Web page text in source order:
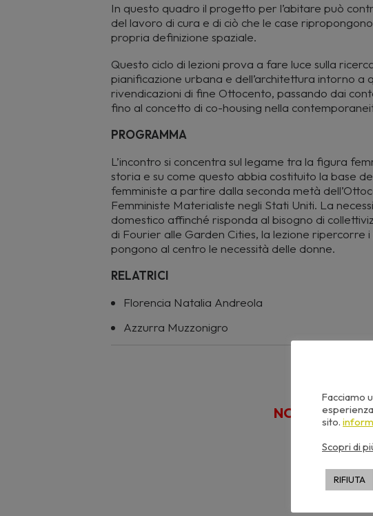
In questo quadro il progetto per l’abitare può
del lavoro di cura e di ciò che le case
propria definizione spaziale.
Questo ciclo di lezioni prova a fare luce sulla
pianificazione urbana e dell’architettura intorno
rivendicazioni di fine Ottocento, passando dai
fino al concetto di co-housing nella
PROGRAMMA
L’incontro si concentra sul legame tra la figura
storia e su come questo abbia costituito la base
femministe a partire dalla seconda metà
Femministe Materialiste negli Stati Uniti. La
domestico affinché risponda al bisogno di
di Fourier alle Garden Cities, la lezione ripercorre
pongono al centro le necessità delle donne.
RELATRICI
Florencia Natalia Andreola
Azzurra Muzzonigro
NON
Facciamo
sito.
Scopri di
RIFIUTA